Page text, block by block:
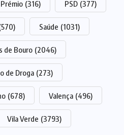
Prémio (316) PSD (377)
Saúde (1031)
de Bouro (2046)
de Droga (273)
(678) Valença (496)
Vila Verde (3793)